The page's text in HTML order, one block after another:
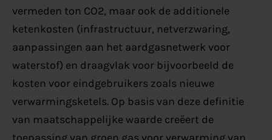
vermeden ton CO2, maar ook de additionele
ketenkosten (infrastructuur, netverzwaring,
aanpassingen aan het aardgasnetwerk voor
waterstof) en draagvlak voor bijvoorbeeld de
kosten voor eindgebruikers zoals nieuwe
verwarmingsketels. Op basis van deze definitie
van maatschappelijke waarde creëert de